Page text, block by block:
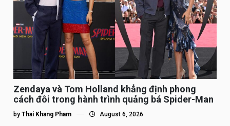
Zendaya và Tom Holland khẳng định phong
cách đôi trong hành trình quảng bá Spider-Man
by Thai Khang Pham August 6, 2026